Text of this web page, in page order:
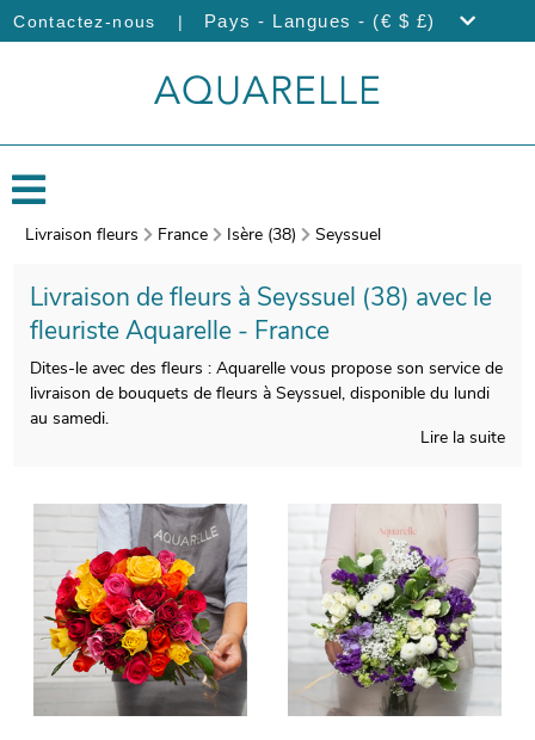
Contactez-nous | Pays - Langues - (€ $ £)
Livraison fleurs France Isère (38) Seyssuel
Livraison de fleurs à Seyssuel (38) avec le
fleuriste Aquarelle - France
Dites-le avec des fleurs : Aquarelle vous propose son service de
livraison de bouquets de fleurs à Seyssuel, disponible du lundi
au samedi.
profiter d’une composition florale esthétique et de bonne
qualité. Àprès sa création, nous prendrons une photo de votre
composition florale. Cette photographie vous est ensuite
envoyée de manière à ce que vous puissiez vous assurer que le
bouquet envoyé sera identique à celui que vous avez
sélectionné. C’est alors qu’aura lieu son envoi à Seyssuel. Vous
voulez joindre à votre bouquet une touche qui vous ressemble ?
Vous avez la possibilité de glisser une photo imprimée et un
message, afin de donner plus de personnalité à votre cadeau.
Lire la suite